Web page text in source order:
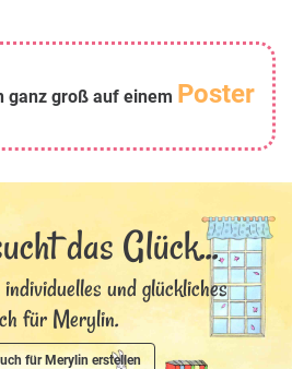
ganz groß auf einem Poster
das Glück...
und glückliches
für Merylin.
für Merylin erstellen